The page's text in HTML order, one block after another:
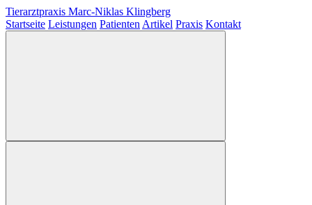
Tierarztpraxis Marc-Niklas Klingberg
Startseite Leistungen Patienten Artikel Praxis Kontakt